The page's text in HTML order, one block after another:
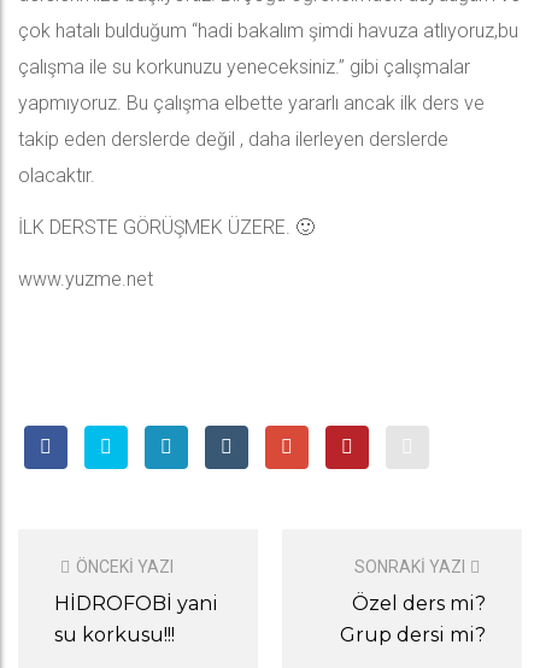
çok hatalı bulduğum “hadi bakalım şimdi havuza atlıyoruz,bu
çalışma ile su korkunuzu yeneceksiniz.” gibi çalışmalar
yapmıyoruz. Bu çalışma elbette yararlı ancak ilk ders ve
takip eden derslerde değil , daha ilerleyen derslerde
olacaktır.
İLK DERSTE GÖRÜŞMEK ÜZERE. 🙂
www.yuzme.net
NAVIGATION
ÖNCEKI YAZI
HİDROFOBİ yani
su korkusu!!!
SONRAKI YAZI
Özel ders mi?
Grup dersi mi?